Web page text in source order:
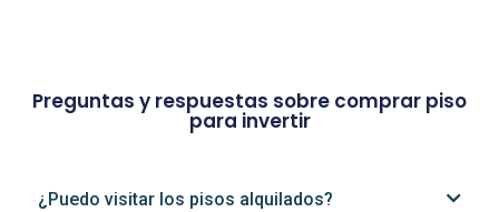
Preguntas y respuestas sobre comprar piso
para invertir
¿Puedo visitar los pisos alquilados?